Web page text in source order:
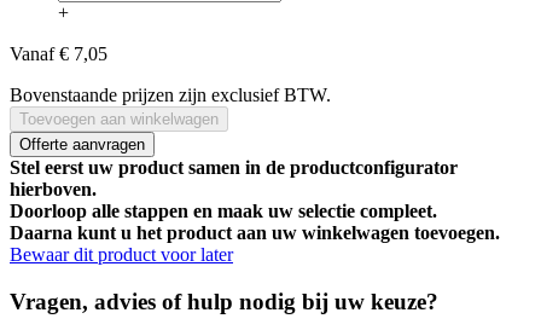
+
Vanaf € 7,05
Bovenstaande prijzen zijn exclusief BTW.
Toevoegen aan winkelwagen
Offerte aanvragen
Stel eerst uw product samen in de productconfigurator
hierboven.
Doorloop alle stappen en maak uw selectie compleet.
Daarna kunt u het product aan uw winkelwagen toevoegen.
Bewaar dit product voor later
Vragen, advies of hulp nodig bij uw keuze?